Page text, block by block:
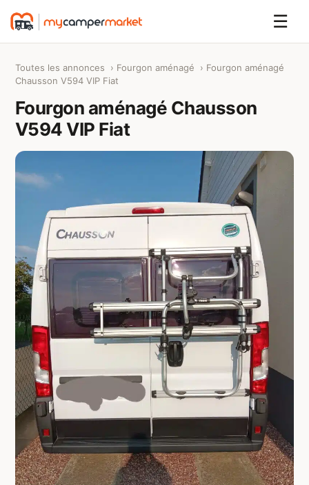
☰
Toutes les annonces › Fourgon aménagé › Fourgon aménagé
Chausson V594 VIP Fiat
Fourgon aménagé Chausson
V594 VIP Fiat